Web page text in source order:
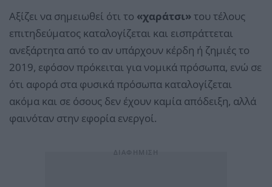
Αξίζει να σημειωθεί ότι το «χαράτσι»του τέλους
επιτηδεύματος καταλογίζεται και εισπράττεται
ανεξάρτητα από το αν υπάρχουν κέρδη ή ζημιές το
2019, εφόσον πρόκειται για νομικά πρόσωπα, ενώ σε
ότι αφορά στα φυσικά πρόσωπα καταλογίζεται
ακόμα και σε όσους δεν έχουν καμία απόδειξη, αλλά
φαινόταν στην εφορία ενεργοί.